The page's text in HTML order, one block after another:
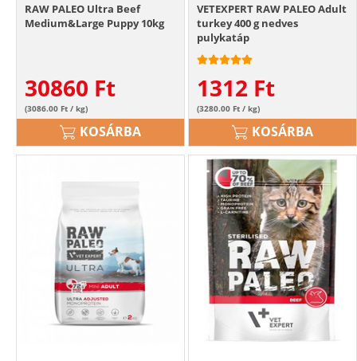
RAW PALEO Ultra Beef
Medium&Large Puppy 10kg
30860 Ft
(3086.00 Ft / kg)
KOSÁRBA
VETEXPERT RAW PALEO Adult
turkey 400 g nedves
pulykatáp
1312 Ft
(3280.00 Ft / kg)
KOSÁRBA